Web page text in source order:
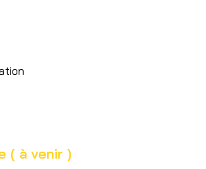
( à venir )